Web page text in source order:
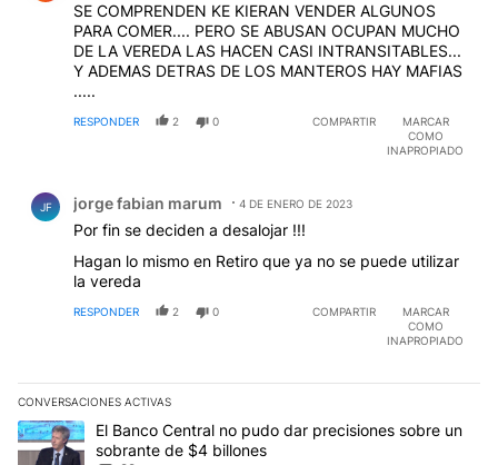
SE COMPRENDEN KE KIERAN VENDER ALGUNOS
PARA COMER.... PERO SE ABUSAN OCUPAN MUCHO
DE LA VEREDA LAS HACEN CASI INTRANSITABLES...
Y ADEMAS DETRAS DE LOS MANTEROS HAY MAFIAS
.....
RESPONDER 2 0 COMPARTIR
MARCAR
COMO
INAPROPIADO
JF jorge fabian marum 4 DE ENERO DE 2023
Por fin se deciden a desalojar !!!
Hagan lo mismo en Retiro que ya no se puede utilizar
la vereda
RESPONDER 2 0 COMPARTIR
MARCAR
COMO
INAPROPIADO
CONVERSACIONES ACTIVAS
Este listado muestra los artículos con más comentarios en los
Un artículo de tendencia con el título "El Banco Central no pudo
El Banco Central no pudo dar precisiones sobre un
sobrante de $4 billones